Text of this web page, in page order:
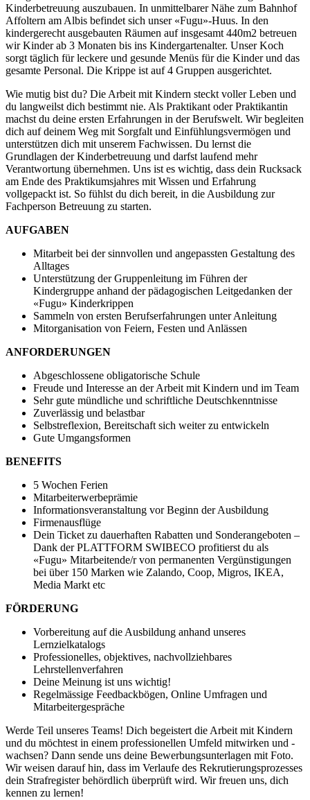
Kinderbetreuung auszubauen. In unmittelbarer Nähe zum Bahnhof
Affoltern am Albis befindet sich unser «Fugu»-Huus. In den
kindergerecht ausgebauten Räumen auf insgesamt 440m2 betreuen
wir Kinder ab 3 Monaten bis ins Kindergartenalter. Unser Koch
sorgt täglich für leckere und gesunde Menüs für die Kinder und das
gesamte Personal. Die Krippe ist auf 4 Gruppen ausgerichtet.
Wie mutig bist du? Die Arbeit mit Kindern steckt voller Leben und
du langweilst dich bestimmt nie. Als Praktikant oder Praktikantin
machst du deine ersten Erfahrungen in der Berufswelt. Wir begleiten
dich auf deinem Weg mit Sorgfalt und Einfühlungsvermögen und
unterstützen dich mit unserem Fachwissen. Du lernst die
Grundlagen der Kinderbetreuung und darfst laufend mehr
Verantwortung übernehmen. Uns ist es wichtig, dass dein Rucksack
am Ende des Praktikumsjahres mit Wissen und Erfahrung
vollgepackt ist. So fühlst du dich bereit, in die Ausbildung zur
Fachperson Betreuung zu starten.
AUFGABEN
Mitarbeit bei der sinnvollen und angepassten Gestaltung des
Alltages
Unterstützung der Gruppenleitung im Führen der
Kindergruppe anhand der pädagogischen Leitgedanken der
«Fugu» Kinderkrippen
Sammeln von ersten Berufserfahrungen unter Anleitung
Mitorganisation von Feiern, Festen und Anlässen
ANFORDERUNGEN
Abgeschlossene obligatorische Schule
Freude und Interesse an der Arbeit mit Kindern und im Team
Sehr gute mündliche und schriftliche Deutschkenntnisse
Zuverlässig und belastbar
Selbstreflexion, Bereitschaft sich weiter zu entwickeln
Gute Umgangsformen
BENEFITS
5 Wochen Ferien
Mitarbeiterwerbeprämie
Informationsveranstaltung vor Beginn der Ausbildung
Firmenausflüge
Dein Ticket zu dauerhaften Rabatten und Sonderangeboten –
Dank der PLATTFORM SWIBECO profitierst du als
«Fugu» Mitarbeitende/r von permanenten Vergünstigungen
bei über 150 Marken wie Zalando, Coop, Migros, IKEA,
Media Markt etc
FÖRDERUNG
Vorbereitung auf die Ausbildung anhand unseres
Lernzielkatalogs
Professionelles, objektives, nachvollziehbares
Lehrstellenverfahren
Deine Meinung ist uns wichtig!
Regelmässige Feedbackbögen, Online Umfragen und
Mitarbeitergespräche
Werde Teil unseres Teams! Dich begeistert die Arbeit mit Kindern
und du möchtest in einem professionellen Umfeld mitwirken und -
wachsen? Dann sende uns deine Bewerbungsunterlagen mit Foto.
Wir weisen darauf hin, dass im Verlaufe des Rekrutierungsprozesses
dein Strafregister behördlich überprüft wird. Wir freuen uns, dich
kennen zu lernen!